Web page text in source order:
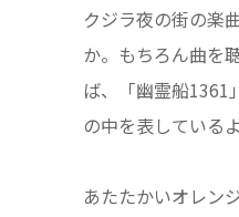
クジラ夜の街の楽
か。もちろん曲を
ば、「幽霊船1361
の中を表している
あたたかいオレン